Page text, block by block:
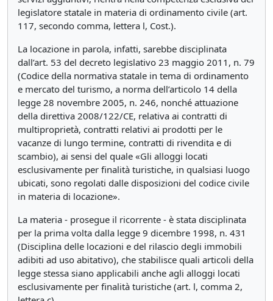
legislatore statale in materia di ordinamento civile (art.
117, secondo comma, lettera l, Cost.).
La locazione in parola, infatti, sarebbe disciplinata
dall’art. 53 del decreto legislativo 23 maggio 2011, n. 79
(Codice della normativa statale in tema di ordinamento
e mercato del turismo, a norma dell’articolo 14 della
legge 28 novembre 2005, n. 246, nonché attuazione
della direttiva 2008/122/CE, relativa ai contratti di
multiproprietà, contratti relativi ai prodotti per le
vacanze di lungo termine, contratti di rivendita e di
scambio), ai sensi del quale «Gli alloggi locati
esclusivamente per finalità turistiche, in qualsiasi luogo
ubicati, sono regolati dalle disposizioni del codice civile
in materia di locazione».
La materia - prosegue il ricorrente - è stata disciplinata
per la prima volta dalla legge 9 dicembre 1998, n. 431
(Disciplina delle locazioni e del rilascio degli immobili
adibiti ad uso abitativo), che stabilisce quali articoli della
legge stessa siano applicabili anche agli alloggi locati
esclusivamente per finalità turistiche (art. l, comma 2,